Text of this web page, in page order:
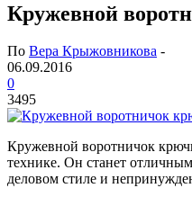
Кружевной
По Вера Крыжовникова -
06.09.2016
0
3495
Кружевной воротничок
технике. Он станет
деловом стиле и